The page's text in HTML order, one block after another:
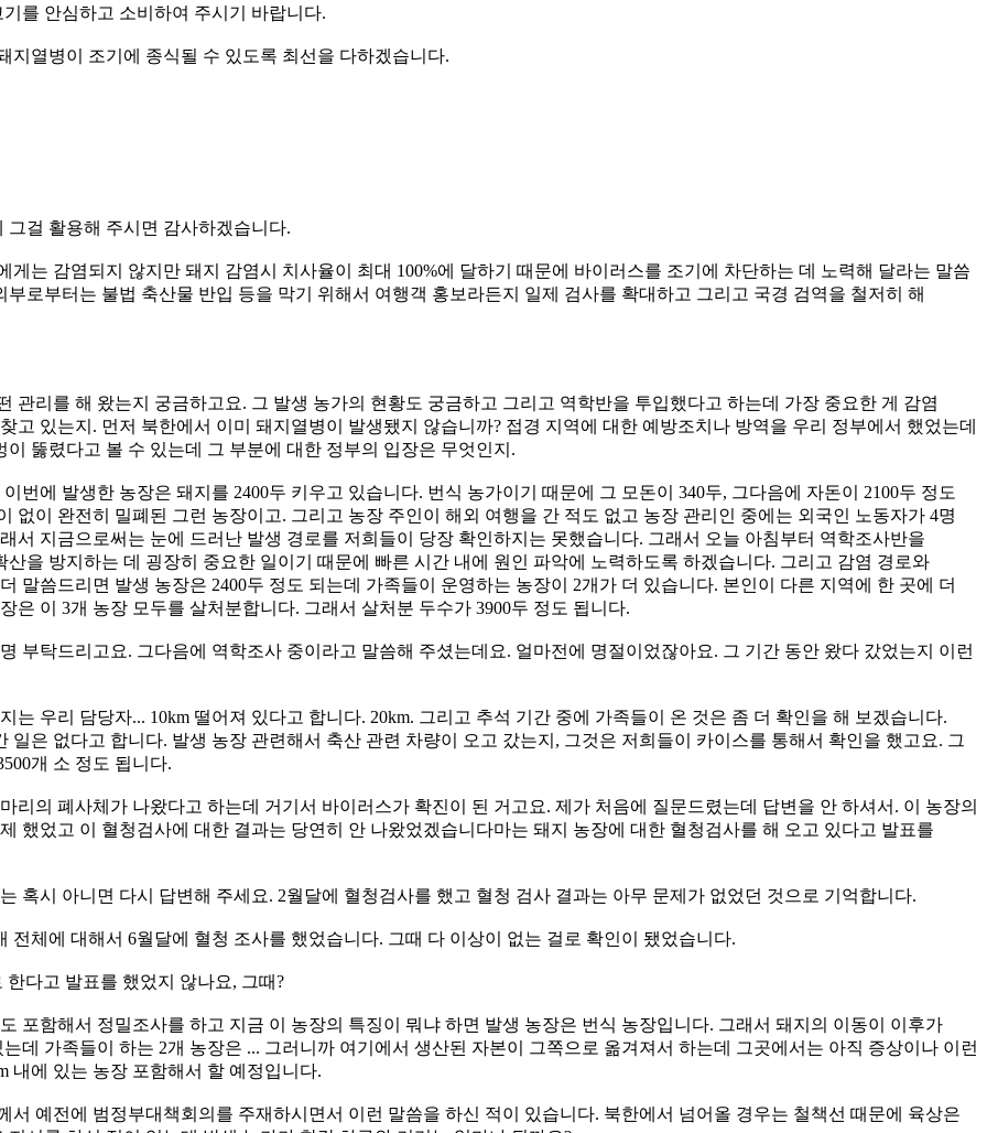
를 안심하고 소비하여 주시기 바랍니다.
열병이 조기에 종식될 수 있도록 최선을 다하겠습니다.
걸 활용해 주시면 감사하겠습니다.
는 감염되지 않지만 돼지 감염시 치사율이 최대 100%에 달하기 때문에 바이러스를 조기에 차단하는 데 노력해 달라는 말씀
로부터는 불법 축산물 반입 등을 막기 위해서 여행객 홍보라든지 일제 검사를 확대하고 그리고 국경 검역을 철저히 해
리를 해 왔는지 궁금하고요. 그 발생 농가의 현황도 궁금하고 그리고 역학반을 투입했다고 하는데 가장 중요한 게 감염
고 있는지. 먼저 북한에서 이미 돼지열병이 발생됐지 않습니까? 접경 지역에 대한 예방조치나 방역을 우리 정부에서 했었는데
뚫렸다고 볼 수 있는데 그 부분에 대한 정부의 입장은 무엇인지.
에 발생한 농장은 돼지를 2400두 키우고 있습니다. 번식 농가이기 때문에 그 모돈이 340두, 그다음에 자돈이 2100두 정도
없이 완전히 밀폐된 그런 농장이고. 그리고 농장 주인이 해외 여행을 간 적도 없고 농장 관리인 중에는 외국인 노동자가 4명
서 지금으로써는 눈에 드러난 발생 경로를 저희들이 당장 확인하지는 못했습니다. 그래서 오늘 아침부터 역학조사반을
을 방지하는 데 굉장히 중요한 일이기 때문에 빠른 시간 내에 원인 파악에 노력하도록 하겠습니다. 그리고 감염 경로와
말씀드리면 발생 농장은 2400두 정도 되는데 가족들이 운영하는 농장이 2개가 더 있습니다. 본인이 다른 지역에 한 곳에 더
이 3개 농장 모두를 살처분합니다. 그래서 살처분 두수가 3900두 정도 됩니다.
부탁드리고요. 그다음에 역학조사 중이라고 말씀해 주셨는데요. 얼마전에 명절이었잖아요. 그 기간 동안 왔다 갔었는지 이런
우리 담당자... 10km 떨어져 있다고 합니다. 20km. 그리고 추석 기간 중에 가족들이 온 것은 좀 더 확인을 해 보겠습니다.
은 없다고 합니다. 발생 농장 관련해서 축산 관련 차량이 오고 갔는지, 그것은 저희들이 카이스를 통해서 확인을 했고요. 그
개 소 정도 됩니다.
의 폐사체가 나왔다고 하는데 거기서 바이러스가 확진이 된 거고요. 제가 처음에 질문드렸는데 답변을 안 하셔서. 이 농장의
했었고 이 혈청검사에 대한 결과는 당연히 안 나왔었겠습니다마는 돼지 농장에 대한 혈청검사를 해 오고 있다고 발표를
혹시 아니면 다시 답변해 주세요. 2월달에 혈청검사를 했고 혈청 검사 결과는 아무 문제가 없었던 것으로 기억합니다.
체에 대해서 6월달에 혈청 조사를 했었습니다. 그때 다 이상이 없는 걸로 확인이 됐었습니다.
다고 발표를 했었지 않나요, 그때?
포함해서 정밀조사를 하고 지금 이 농장의 특징이 뭐냐 하면 발생 농장은 번식 농장입니다. 그래서 돼지의 이동이 이후가
데 가족들이 하는 2개 농장은 ... 그러니까 여기에서 생산된 자본이 그쪽으로 옮겨져서 하는데 그곳에서는 아직 증상이나 이런
내에 있는 농장 포함해서 할 예정입니다.
예전에 범정부대책회의를 주재하시면서 이런 말씀을 하신 적이 있습니다. 북한에서 넘어올 경우는 철책선 때문에 육상은